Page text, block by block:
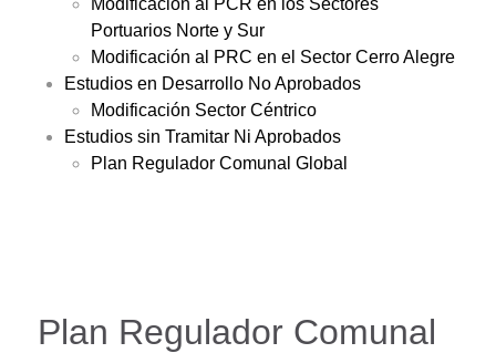
Portuarios Norte y Sur
Modificación al PRC en el Sector Cerro Alegre
Estudios en Desarrollo No Aprobados
Modificación Sector Céntrico
Estudios sin Tramitar Ni Aprobados
Plan Regulador Comunal Global
Plan Regulador Comunal